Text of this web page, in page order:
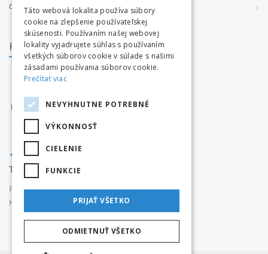
COOKIES
Kontakt
facebook.com/tatryvpohybe
info@tatryvpohybe.sk
Tatryvpohybe.sk je súčasťou pretekaj.sk
Prevádzkovateľ:Originals, s.r.o.,
Karpatská 3256/15, 05801 Poprad
Táto webová lokalita používa súbory
cookie na zlepšenie používateľskej
skúsenosti. Používaním našej webovej
lokality vyjadrujete súhlas s používaním
všetkých súborov cookie v súlade s našimi
zásadami používania súborov cookie.
Prečítať viac
NEVYHNUTNE POTREBNÉ
VÝKONNOSŤ
CIELENIE
FUNKCIE
PRIJAŤ VŠETKO
ODMIETNUŤ VŠETKO